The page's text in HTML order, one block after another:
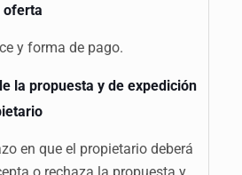
oferta
y forma de pago.
la propuesta y de expedición
en que el propietario deberá
o rechaza la propuesta y